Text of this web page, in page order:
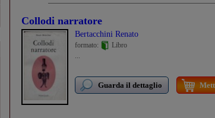
Collodi narratore
Bertacchini Renato
formato:
Libro
...
Guarda il dettaglio